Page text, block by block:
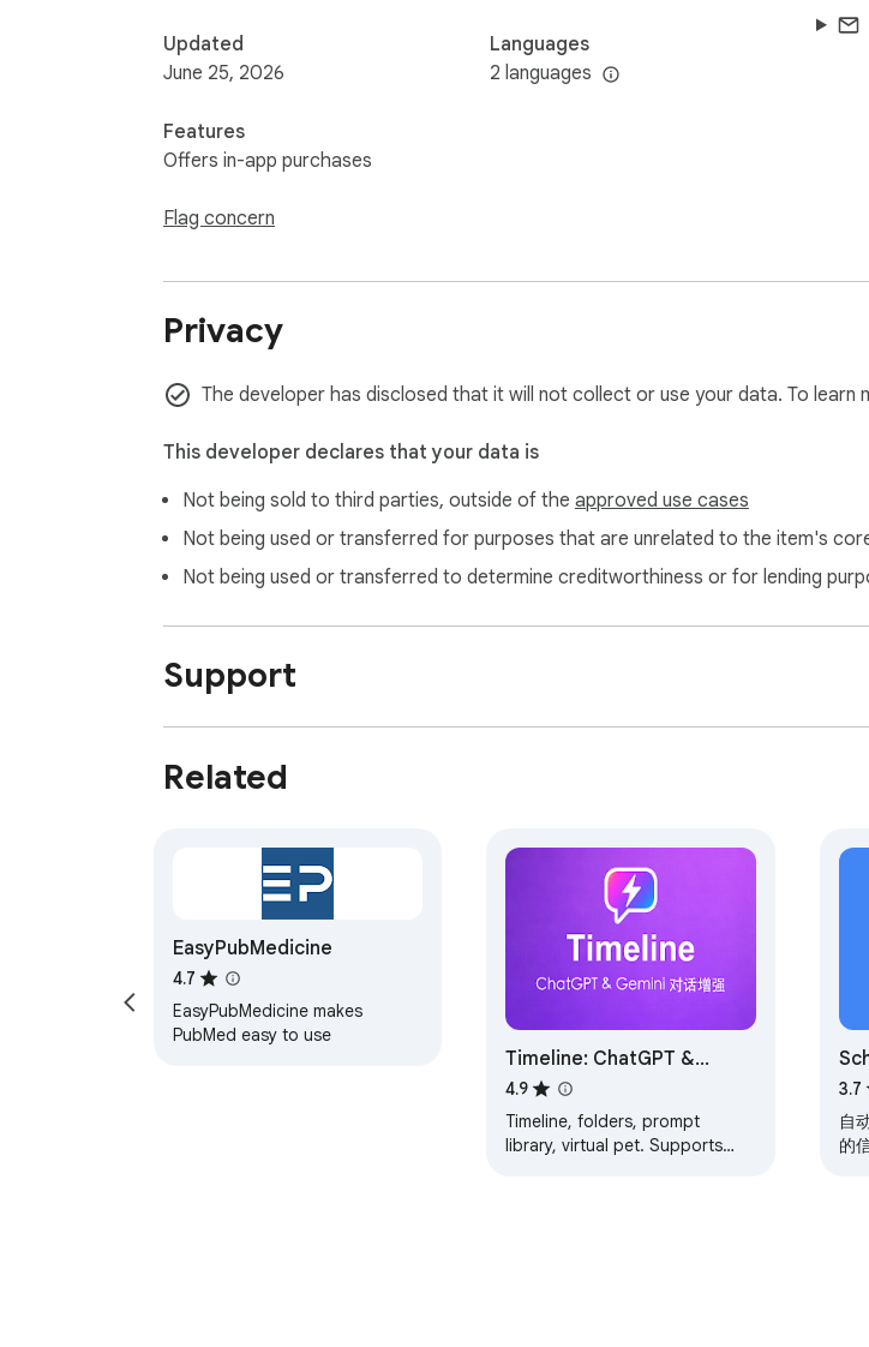
Updated
June 25, 2026
Features
Offers in-app purchases
Flag concern
Languages
2 languages
Privacy
The developer has disclosed that it will not collect or use your data. To learn
This developer declares that your data is
Not being sold to third parties, outside of the approved use cases
Not being used or transferred for purposes that are unrelated to the item's
Not being used or transferred to determine creditworthiness or for lending
Support
Related
EasyPubMedicine
4.7
EasyPubMedicine makes
PubMed easy to use
Timeline: ChatGPT &
Gemini Chat Enhanced
4.9
Timeline, folders, prompt
library, virtual pet. Supports
3.7
自
的